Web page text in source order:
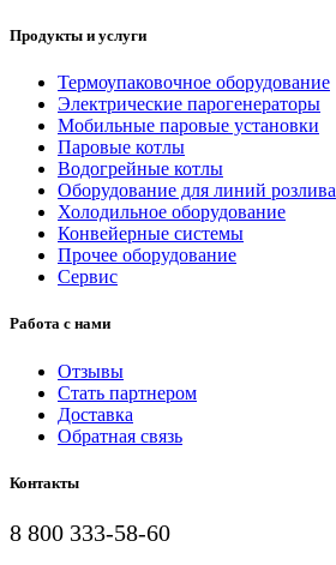
Продукты и услуги
Термоупаковочное оборудование
Электрические парогенераторы
Мобильные паровые установки
Паровые котлы
Водогрейные котлы
Оборудование для линий розлива
Холодильное оборудование
Конвейерные системы
Прочее оборудование
Сервис
Работа с нами
Отзывы
Стать партнером
Доставка
Обратная связь
Контакты
8 800 333-58-60